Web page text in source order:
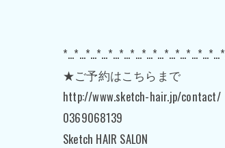
★ご予約はこちらまで
http://www.sketch-hair.jp/contact/
0369068139
Sketch HAIR SALON